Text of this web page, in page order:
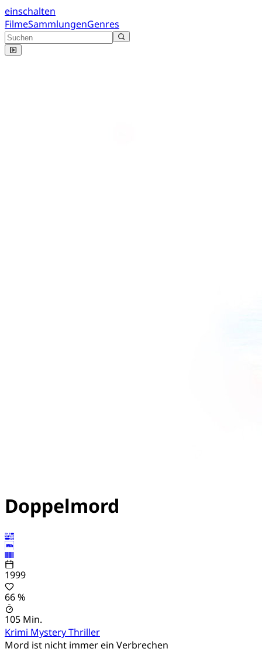
einschalten
FilmeSammlungenGenres
Doppelmord
1999
66 %
105 Min.
Krimi MysteryThriller
Mord ist nicht immer ein Verbrechen